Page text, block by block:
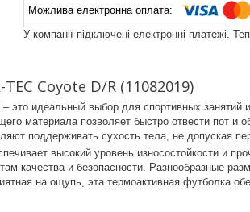
У компанії підключені електронні платежі.
Coyote D/R (11082019)
это идеальный выбор для спортивных занятий
материала позволяет быстро отвести пот
поддерживать сухость тела, не допуская
высокий уровень износостойкости и
качества и безопасности. Разнообразные
на ощупь, эта термоактивная футболка